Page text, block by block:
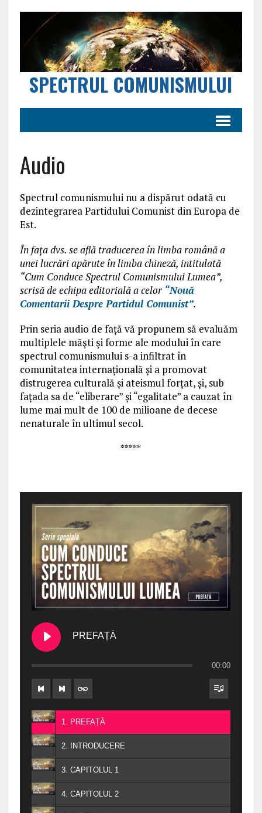
SPECTRUL COMUNISMULUI
Audio
Spectrul comunismului nu a dispărut odată cu
dezintegrarea Partidului Comunist din Europa de
Est.
În fața dvs. se află traducerea în limba română a
unei lucrări apărute în limba chineză, intitulată
“Cum Conduce Spectrul Comunismului Lumea”,
scrisă de echipa editorială a celor “Nouă
Comentarii Despre Partidul Comunist”.
Prin seria audio de față vă propunem să evaluăm
multiplele măşti şi forme ale modului în care
spectrul comunismului s-a infiltrat în
comunitatea internațională și a promovat
distrugerea culturală și ateismul forțat, și, sub
fațada sa de “eliberare” și “egalitate” a cauzat în
lume mai mult de 100 de milioane de decese
nenaturale în ultimul secol.
*****
PREFAȚĂ
00:00
1. PREFAȚĂ
2. INTRODUCERE
3. CAPITOLUL 1
4. CAPITOLUL 2